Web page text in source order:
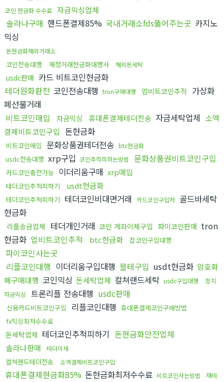
코인 현금화 수수료 자금믹싱업체
솔라나구매 핸드폰결제85% 국내거래소fds뚫어주는곳 카지노
믹싱
돈현금화해외거래소
코인전송대행 재정거래현금화대행사 해외돈세탁
usdc판매 카드 비트코인현금화
테더원화환전 코인전송대행 tron구매대행 업비트코인추적
가상화
폐선물거래
비트코인매입
자금믹싱 휴대폰결제테더전송 자금세탁업체 소액
결제비트코인구입
돈현금화
비트코인매입 문화상품권테더전송 btc현금화
usdc전송대행 xrp구입 코인추적피하는방법 문화상품권비트코인구입
카드코인충전가능 이더리움구매 xrp매입
테더코인추척피하기 usdt현금화
테더코인추척피하기 테더코인비대면거래 카드코인구입처
골드바세탁
현금화
리플송금업체 테더개인거래 코인 계좌이체구입 파이코인판매 tron
현금화 업비트코인추적 btc현금화 잡코인구입대행
파이코인사는곳
리플코인대행 이더리움구입대행 블테구입 usdt현금화 암호화
폐구매대행 코인믹싱 돈세탁업체 컬쳐랜드세탁 usdc구입대행
정치
자금믹싱
트론리플 전송대행 usdc판매
신용카드비트코인구입 리플코인대행 휴대폰결제코인구매방법
fx믹싱최저수수료
돈세탁업체 테더코인추척피하기 돈현금화안전업체
솔라나판매 테더이체
컬쳐랜드테더전송 소액결제비트코인구입
휴대폰결제현금화85% 돈현금화최저수수료 비트코인사는방법 재테